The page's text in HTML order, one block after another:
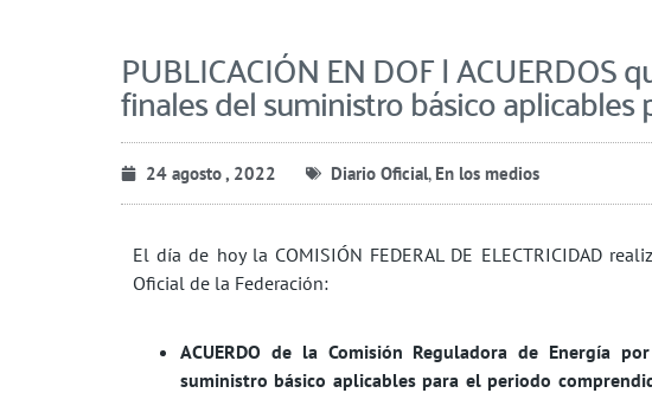
PUBLICACIÓN EN DOF | ACUERDOS
finales del suministro básico aplicables
24 agosto , 2022 Diario Oficial, En los medios
El día de hoy la COMISIÓN FEDERAL DE ELECTRICIDAD
Oficial de la Federación:
ACUERDO de la Comisión Reguladora de Energía
suministro básico aplicables para el periodo